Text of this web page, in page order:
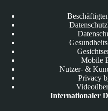
Mobile
Nutzer- &
Privacy
Internationaler